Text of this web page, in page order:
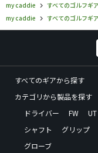
my caddie すべてのゴルフギア
my caddie
すべてのゴルフギア
すべてのギアから探す
カテゴリから製品を探す
ドライバー
FW UT
シャフト
グリップ
グローブ